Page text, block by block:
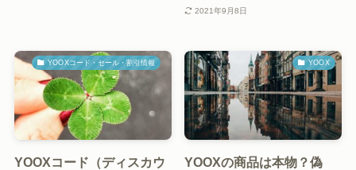
2021年9月8日
YOOXコード・セール・割引情報
YOOXコード（ディスカウ
YOOX
YOOXの商品は本物？偽